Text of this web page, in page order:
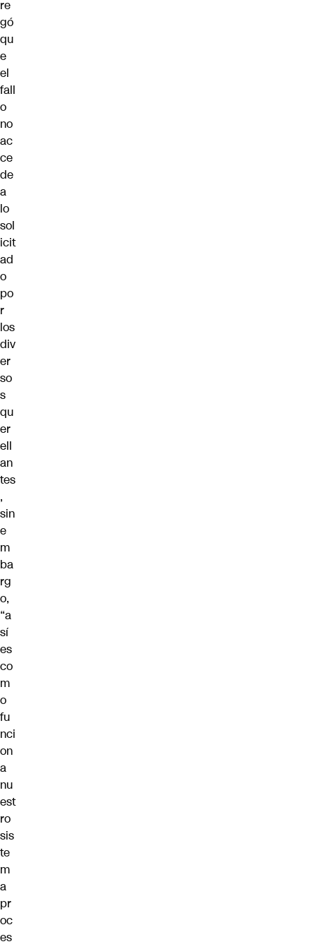
re
gó
qu
e
el
fall
o
no
ac
ce
de
a
lo
sol
icit
ad
o
po
r
los
div
er
so
s
qu
er
ell
an
tes
,
sin
e
m
ba
rg
o,
“a
sí
es
co
m
o
fu
nci
on
a
nu
est
ro
sis
te
m
a
pr
oc
es